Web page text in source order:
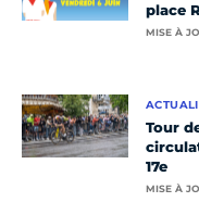
place
MISE À
Tour
17e
MISE À